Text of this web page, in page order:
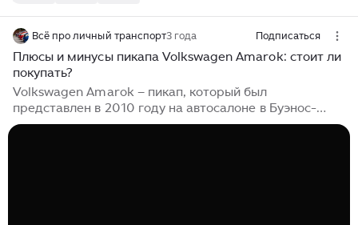
Всё про личный транспорт3 года Подписаться
Плюсы и минусы пикапа Volkswagen Amarok: стоит ли
покупать?
Volkswagen Amarok – пикап, который был
представлен в 2010 году на автосалоне в Буэнос-
Айресе. Этот автомобиль прекрасно зарекомендовал